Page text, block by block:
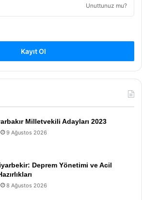
Unuttunuz mu?
Kayıt Ol
Milletvekili Adayları 2023
9 Ağustos 2026
Deprem Yönetimi ve Acil
8 Ağustos 2026